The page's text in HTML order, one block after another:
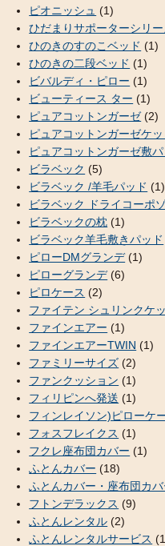
ピオニッシュ (1)
ひだまりサポーターシリ
ひのきのすのこベッド (1)
ひのきの二段ベッド (1)
ビバルディ・ピロー (1)
ビューティース ター (1)
ピュアコットンガーゼ(2)
ピュアコットンガーゼケッ
ピュアコットンガーゼ敷パ
ビラベック (5)
ビラベック /羊毛パッド (1)
ビラベック ドライコーポ
ビラベックの枕 (1)
ビラベック羊毛敷きパッド
ピローDMグランデ(1)
ピローグランデ(6)
ピロケース (2)
ファイテン シュリンクケ
ファインエアー (1)
ファインエアーTWIN (1)
ファミリーサイズ (2)
ファンクッション (1)
フィリピンへ発送 (1)
フィンレイソン)ピローケ
フォスフレイクス (1)
フクレ座布団カバー (1)
ふとんカバー (18)
ふとんカバー・座布団カ
フトンデラックス (9)
ふとんレンタル (2)
ふとんレンタルサービス